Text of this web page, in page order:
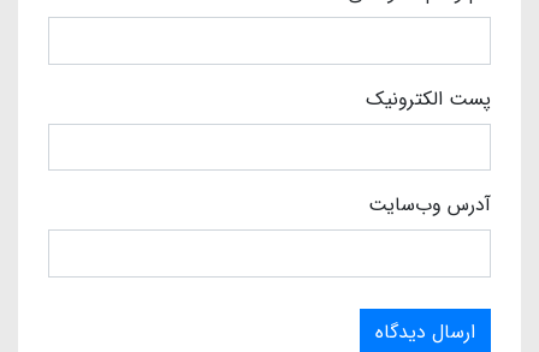
پست الکترونیک
آدرس وب‌سایت
ارسال دیدگاه